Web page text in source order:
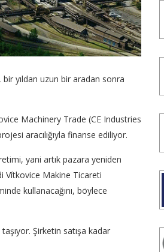
yıldan uzun bir aradan sonra
Machinery Trade (CE Industries
aracılığıyla finanse ediliyor.
yani artık pazara yeniden
Vítkovice Makine Ticareti
kullanacağını, böylece
Şirketin satışa kadar